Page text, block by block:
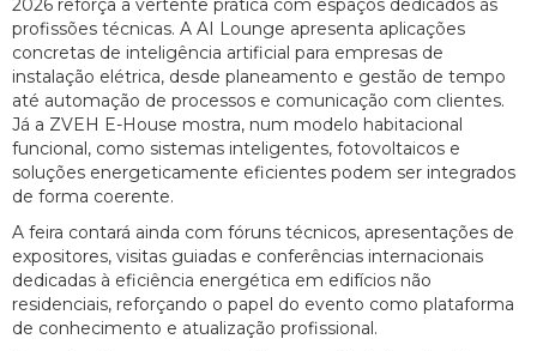
2026 reforça a vertente prática com espaços dedicados às
profissões técnicas. A AI Lounge apresenta aplicações
concretas de inteligência artificial para empresas de
instalação elétrica, desde planeamento e gestão de tempo
até automação de processos e comunicação com clientes.
Já a ZVEH E-House mostra, num modelo habitacional
funcional, como sistemas inteligentes, fotovoltaicos e
soluções energeticamente eficientes podem ser integrados
de forma coerente.
A feira contará ainda com fóruns técnicos, apresentações de
expositores, visitas guiadas e conferências internacionais
dedicadas à eficiência energética em edifícios não
residenciais, reforçando o papel do evento como plataforma
de conhecimento e atualização profissional.